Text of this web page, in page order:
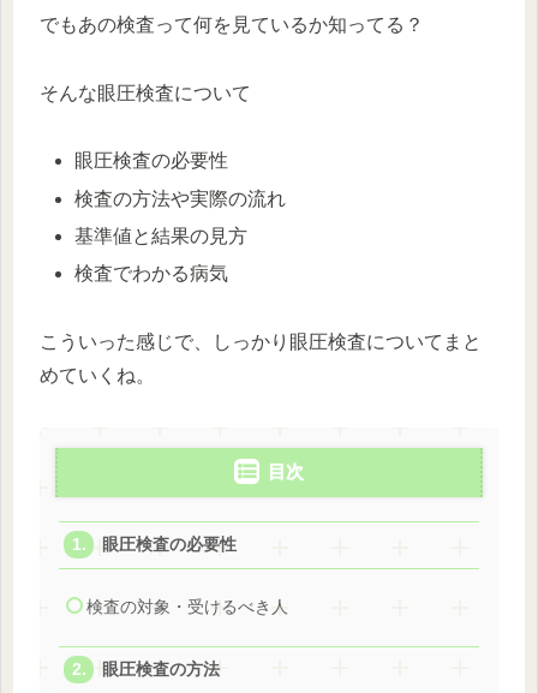
でもあの検査って何を見ているか知ってる？
そんな眼圧検査について
眼圧検査の必要性
検査の方法や実際の流れ
基準値と結果の見方
検査でわかる病気
こういった感じで、しっかり眼圧検査についてまと
めていくね。
目次
眼圧検査の必要性
検査の対象・受けるべき人
眼圧検査の方法